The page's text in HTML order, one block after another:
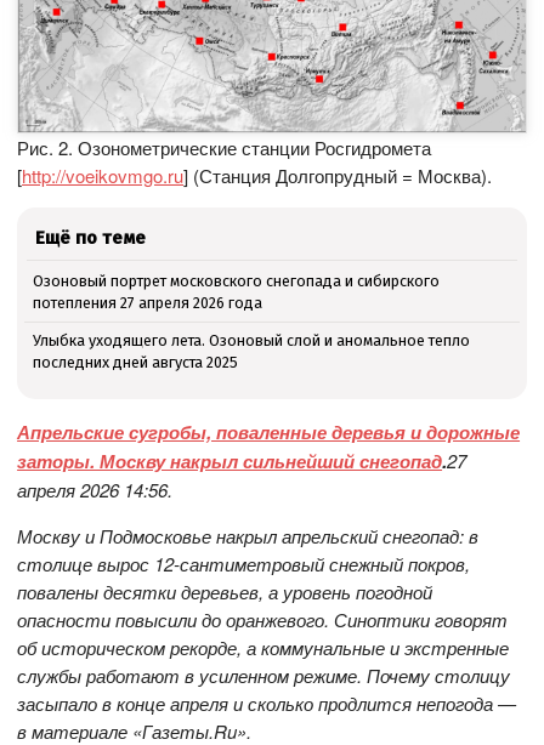
Рис. 2. Озонометрические станции Росгидромета
[http://voeikovmgo.ru] (Станция Долгопрудный = Москва).
Ещё по теме
Озоновый портрет московского снегопада и сибирского
потепления 27 апреля 2026 года
Улыбка уходящего лета. Озоновый слой и аномальное тепло
последних дней августа 2025
Апрельские сугробы, поваленные деревья и дорожные
заторы. Москву накрыл сильнейший снегопад.27
апреля 2026 14:56.
Москву и Подмосковье накрыл апрельский снегопад: в
столице вырос 12-сантиметровый снежный покров,
повалены десятки деревьев, а уровень погодной
опасности повысили до оранжевого. Синоптики говорят
об историческом рекорде, а коммунальные и экстренные
службы работают в усиленном режиме. Почему столицу
засыпало в конце апреля и сколько продлится непогода —
в материале «Газеты.Ru».